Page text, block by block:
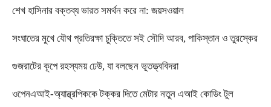
শেখ হাসিনার বক্তব্য ভারত সমর্থন করে না: জয়সওয়াল
সংঘাতের মুখে যৌথ প্রতিরক্ষা চুক্তিতে সই সৌদি আরব, পাকিস্তান ও তুরস্কের
গুজরাটের কূপে রহস্যময় ঢেউ, যা বলছেন ভূতত্ত্ববিদরা
ওপেনএআই-অ্যান্থ্রপিককে টক্কর দিতে মেটার নতুন এআই কোডিং টুল